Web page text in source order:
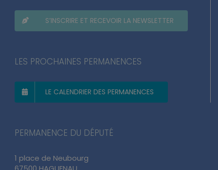
S’INSCRIRE ET RECEVOIR LA NEWSLETTER
LES PROCHAINES PERMANENCES
LE CALENDRIER DES PERMANENCES
PERMANENCE DU DÉPUTÉ
1 place de Neubourg